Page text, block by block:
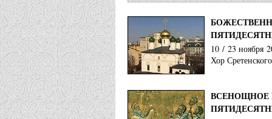
10 / 23 ноября
Хор
ВСЕНОЩНОЕ